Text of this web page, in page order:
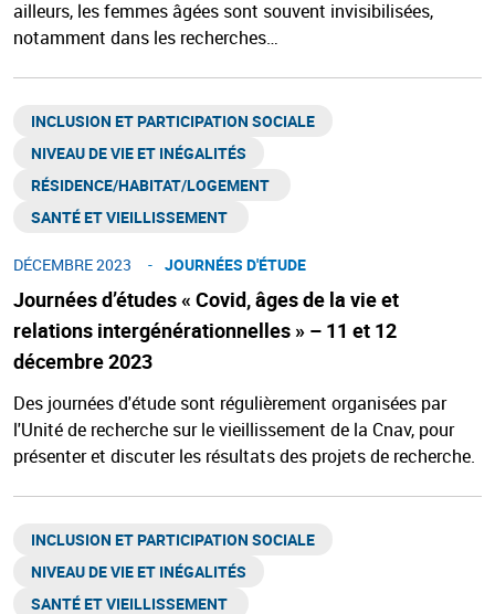
ailleurs, les femmes âgées sont souvent invisibilisées,
notamment dans les recherches…
Journées d’études « Covid, âges de la vie et
relations intergénérationnelles » – 11 et 12
décembre 2023
INCLUSION ET PARTICIPATION SOCIALE
NIVEAU DE VIE ET INÉGALITÉS​
RÉSIDENCE/HABITAT/LOGEMENT ​
SANTÉ ET VIEILLISSEMENT ​
DÉCEMBRE 2023 JOURNÉES D'ÉTUDE
Des journées d'étude sont régulièrement organisées par
l'Unité de recherche sur le vieillissement de la Cnav, pour
présenter et discuter les résultats des projets de recherche.
INCLUSION ET PARTICIPATION SOCIALE
NIVEAU DE VIE ET INÉGALITÉS​
SANTÉ ET VIEILLISSEMENT ​